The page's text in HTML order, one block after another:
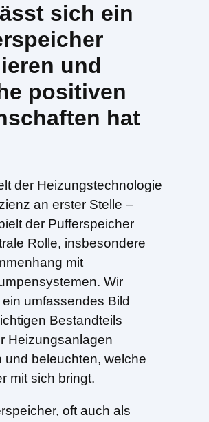
sich ein
und
positiven
hat
der Heizungstechnologie
an erster Stelle –
der Pufferspeicher
Rolle, insbesondere
mit
Wir
umfassendes Bild
Bestandteils
Heizungsanlagen
und beleuchten, welche
mit sich bringt.
oft auch als